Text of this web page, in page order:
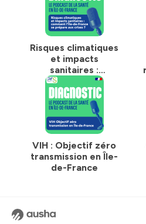
Risques climatiques
et impacts
sanitaires :
comment l’Île-de-
France se prépare
aux crises ?
VIH : Objectif zéro
transmission en Île-
de-France